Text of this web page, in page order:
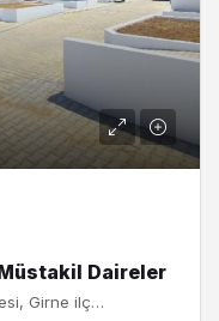
Müstakil Daireler
Bağ Sokak, Doğanköy, Girne Belediyesi, Girne ilçesi, Kuzey Kıbrıs, 99320, Κύπρος - Kıbrıs